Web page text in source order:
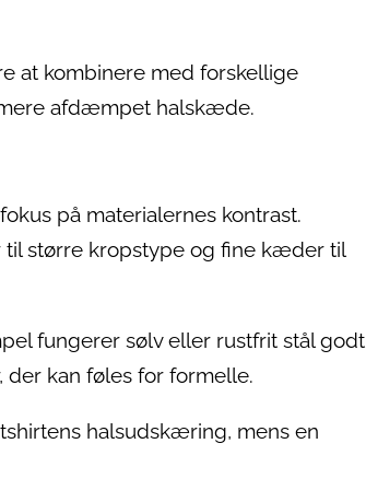
at kombinere med forskellige
afdæmpet halskæde.
på materialernes kontrast.
større kropstype og fine kæder til
fungerer sølv eller rustfrit stål godt
kan føles for formelle.
halsudskæring, mens en